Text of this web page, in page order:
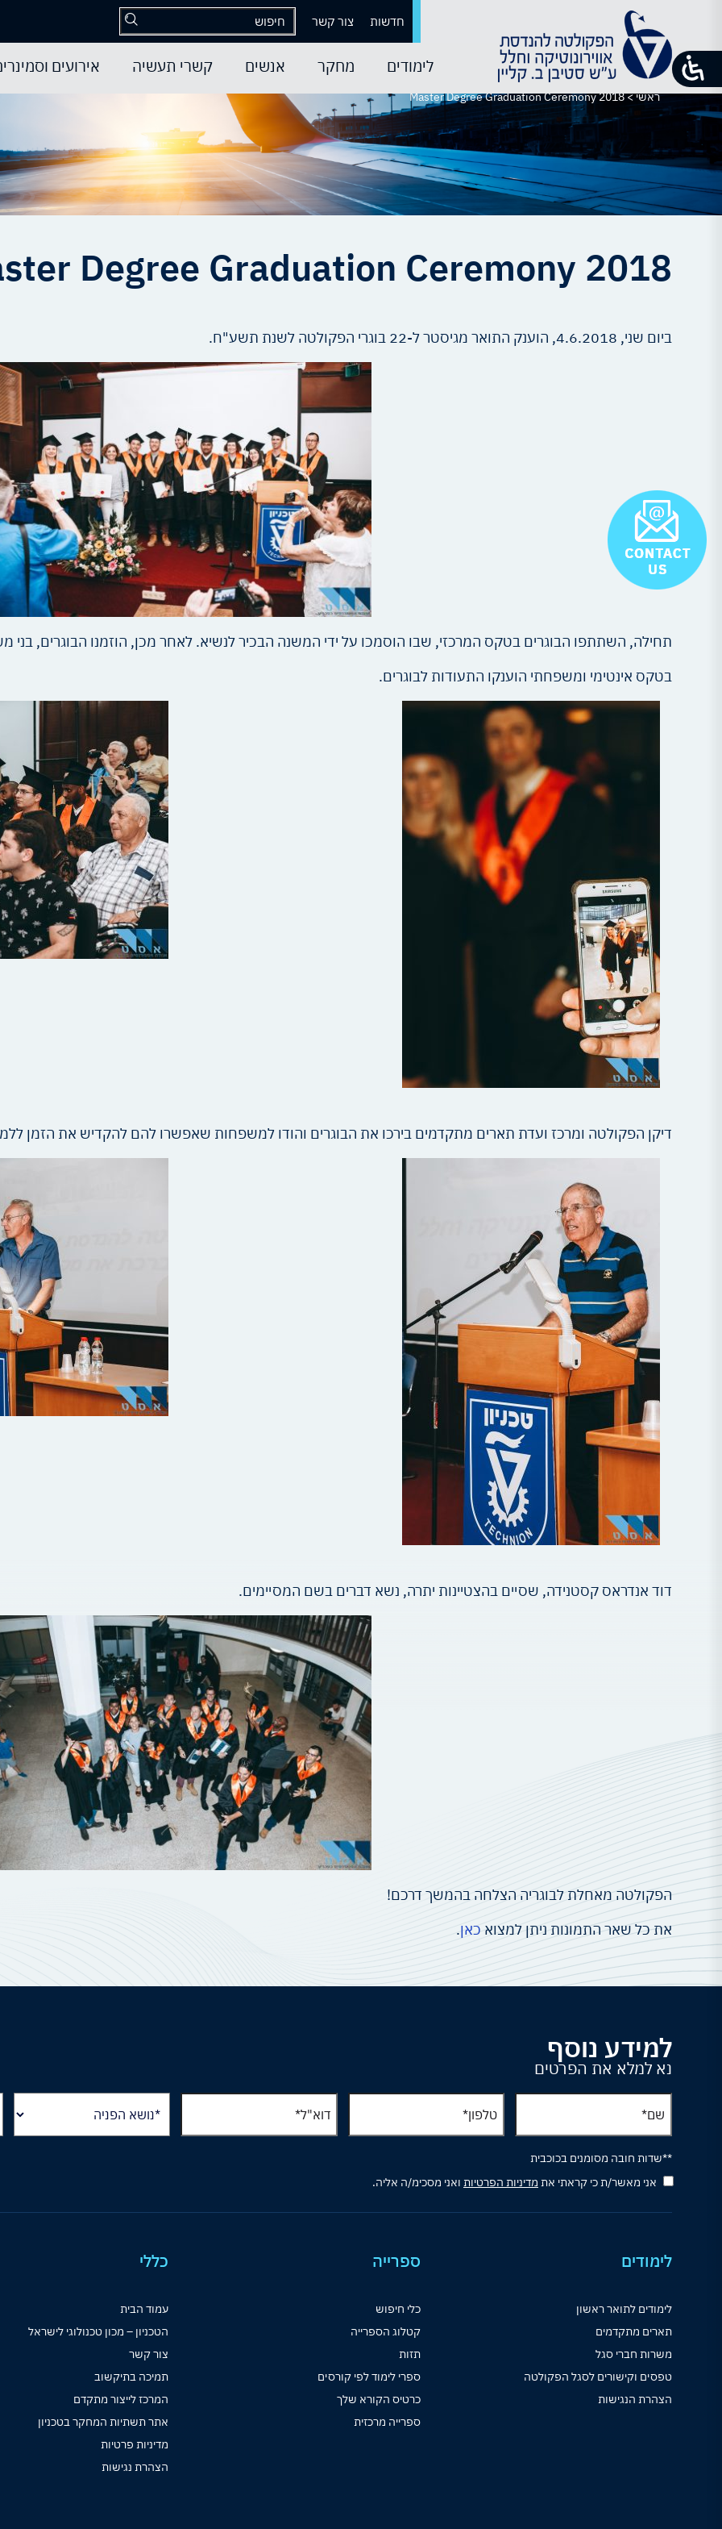
חדשות צור קשר
לימודים מחקר אנשים קשרי תעשיה אירועים
ראשי>
Master Degree Graduation Ceremony 2018
Degree Graduation Ceremony 2018
ביום שני, 4.6.2018, הוענק התואר מגיסטר ל-22 בוגרי הפקולטה לשנת תשע"ח.
תחילה, השתתפו הבוגרים בטקס המרכזי, שבו הוסמכו על ידי המשנה הבכיר לנשיא. לאחר מכן, הוזמנו הבוגרים,
בטקס אינטימי ומשפחתי הוענקו התעודות לבוגרים.
דיקן הפקולטה ומרכז ועדת תארים מתקדמים בירכו את הבוגרים והודו למשפחות שאפשרו להם להקדיש את הזמן
דוד אנדראס קסטנידה, שסיים בהצטיינות יתרה, נשא דברים בשם המסיימים.
הפקולטה מאחלת לבוגריה הצלחה בהמשך דרכם!
את כל שאר התמונות ניתן למצוא כאן.
למידע נוסף
נא למלא את הפרטים
אני מאשר/ת כי קראתי את מדיניות הפרטיות ואני מסכימ/ה אליה.
**שדות חובה מסומנים בכוכבית
לימודים
לימודים לתואר ראשון
תארים מתקדמים
משרות חברי סגל
טפסים וקישורים לסגל הפקולטה
הצהרת הנגישות
ספרייה
כלי חיפוש
קטלוג הספרייה
תזות
ספרי לימוד לפי קורסים
כרטיס הקורא שלך
ספרייה מרכזית
כללי
עמוד הבית
הטכניון – מכון טכנולוגי לישראל
צור קשר
תמיכה בתיקשוב
המרכז לייצור מתקדם
אתר תשתיות המחקר בטכניון
מדיניות פרטיות
הצהרת נגישות